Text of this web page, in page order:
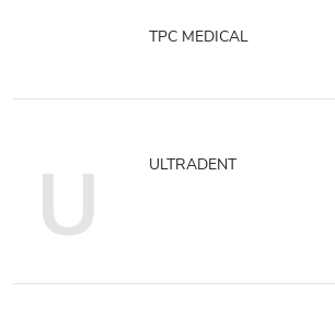
TPC MEDICAL
U ULTRADENT